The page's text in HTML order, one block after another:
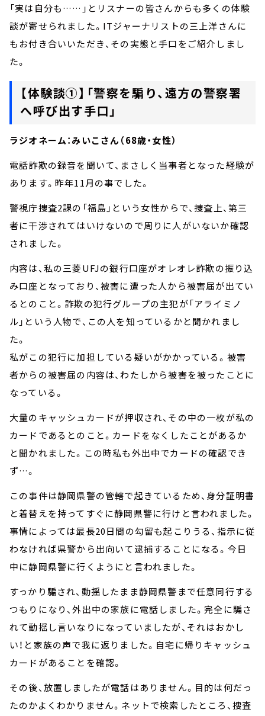
「実は自分も……」とリスナーの皆さんからも多くの体験
談が寄せられました。ITジャーナリストの三上洋さんに
もお付き合いいただき、その実態と手口をご紹介しまし
た。
【体験談①】「警察を騙り、遠方の警察署
へ呼び出す手口」
ラジオネーム：みいこさん（68歳・女性）
電話詐欺の録音を聞いて、まさしく当事者となった経験が
あります。昨年11月の事でした。
警視庁捜査2課の「福島」という女性からで、捜査上、第三
者に干渉されてはいけないので周りに人がいないか確認
されました。
内容は、私の三菱UFJの銀行口座がオレオレ詐欺の振り込
み口座となっており、被害に遭った人から被害届が出てい
るとのこと。詐欺の犯行グループの主犯が「アライミノ
ル」という人物で、この人を知っているかと聞かれまし
た。
私がこの犯行に加担している疑いがかかっている。被害
者からの被害届の内容は、わたしから被害を被ったことに
なっている。
大量のキャッシュカードが押収され、その中の一枚が私の
カードであるとのこと。カードをなくしたことがあるか
と聞かれました。この時私も外出中でカードの確認でき
ず…。
この事件は静岡県警の管轄で起きているため、身分証明書
と着替えを持ってすぐに静岡県警に行けと言われました。
事情によっては最長20日間の勾留も起こりうる、指示に従
わなければ県警から出向いて逮捕することになる。今日
中に静岡県警に行くようにと言われました。
すっかり騙され、動揺したまま静岡県警まで任意同行する
つもりになり、外出中の家族に電話しました。完全に騙さ
れて動揺し言いなりになっていましたが、それはおかし
い！と家族の声で我に返りました。自宅に帰りキャッシュ
カードがあることを確認。
その後、放置しましたが電話はありません。目的は何だっ
たのかよくわかりません。ネットで検索したところ、捜査